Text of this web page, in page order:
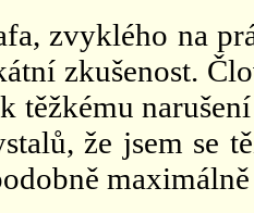
zvyklého na
zkušenost.
těžkému
že jsem se